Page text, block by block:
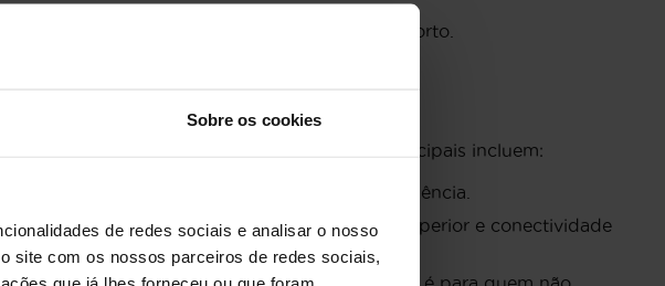
Sobre os cookies
de redes sociais e analisar o nosso
site com os nossos parceiros de redes sociais,
as suas viagens em aventuras de luxo e conforto.
várias versões no mercado de usados. As principais incluem:
conforto, ideal para quem procura luxo e eficiência.
uma experiência de condução superior e conectividade